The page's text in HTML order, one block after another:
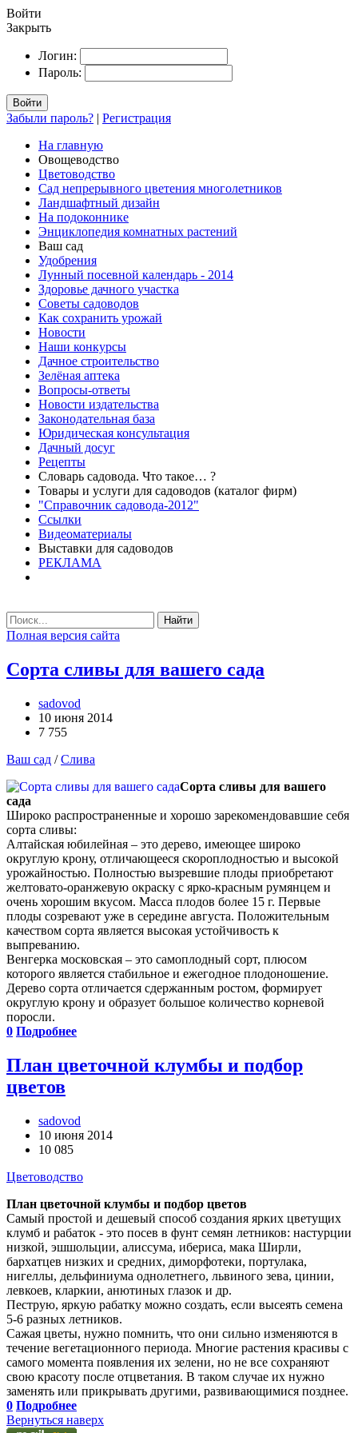
Войти
Закрыть
Логин:
Пароль:
Войти
Забыли пароль? | Регистрация
На главную
Овощеводство
Цветоводство
Сад непрерывного цветения многолетников
Ландшафтный дизайн
На подоконнике
Энциклопедия комнатных растений
Ваш сад
Удобрения
Лунный посевной календарь - 2014
Здоровье дачного участка
Советы садоводов
Как сохранить урожай
Новости
Наши конкурсы
Дачное строительство
Зелёная аптека
Вопросы-ответы
Новости издательства
Законодательная база
Юридическая консультация
Дачный досуг
Рецепты
Словарь садовода. Что такое… ?
Товары и услуги для садоводов (каталог фирм)
"Справочник садовода-2012"
Ссылки
Видеоматериалы
Выставки для садоводов
РЕКЛАМА
Найти
Полная версия сайта
Сорта сливы для вашего сада
sadovod
10 июня 2014
7 755
Ваш сад /Слива
Сорта сливы для вашего
сада
Широко распространенные и хорошо зарекомендовавшие себя
сорта сливы:
Алтайская юбилейная – это дерево, имеющее широко
округлую крону, отличающееся скороплодностью и высокой
урожайностью. Полностью вызревшие плоды приобретают
желтовато-оранжевую окраску с ярко-красным румянцем и
очень хорошим вкусом. Масса плодов более 15 г. Первые
плоды созревают уже в середине августа. Положительным
качеством сорта является высокая устойчивость к
выпреванию.
Венгерка московская – это самоплодный сорт, плюсом
которого является стабильное и ежегодное плодоношение.
Дерево сорта отличается сдержанным ростом, формирует
округлую крону и образует большое количество корневой
поросли.
0 Подробнее
План цветочной клумбы и подбор
цветов
sadovod
10 июня 2014
10 085
Цветоводство
План цветочной клумбы и подбор цветов
Самый простой и дешевый способ создания ярких цветущих
клумб и рабаток - это посев в фунт семян летников: настурции
низкой, эшшольции, алиссума, ибериса, мака Ширли,
бархатцев низких и средних, диморфотеки, портулака,
нигеллы, дельфиниума однолетнего, львиного зева, цинии,
левкоев, кларкии, анютиных глазок и др.
Пеструю, яркую рабатку можно создать, если высеять семена
5-6 разных летников.
Сажая цветы, нужно помнить, что они сильно изменяются в
течение вегетационного периода. Многие растения красивы с
самого момента появления их зелени, но не все сохраняют
свою красоту после отцветания. В таком случае их нужно
заменять или прикрывать другими, развивающимися позднее.
0 Подробнее
Вернуться наверх